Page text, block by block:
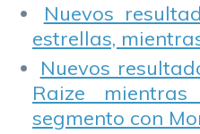
Nuevos
estrellas,
Nuevos
Raize
segmento con